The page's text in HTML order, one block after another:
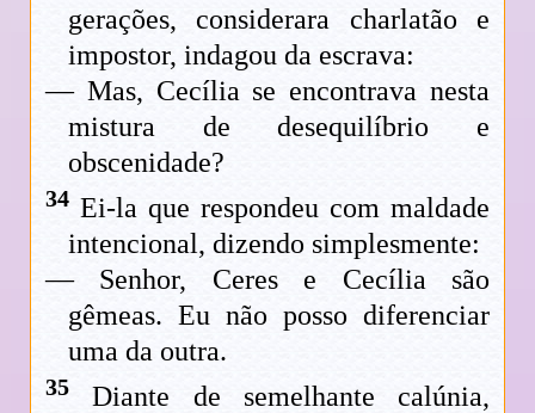
gerações, considerara charlatão e
impostor, indagou da escrava:
— Mas, Cecília se encontrava nesta
mistura de desequilíbrio e
obscenidade?
34 Ei-la que respondeu com maldade
intencional, dizendo simplesmente:
— Senhor, Ceres e Cecília são
gêmeas. Eu não posso diferenciar
uma da outra.
35 Diante de semelhante calúnia,